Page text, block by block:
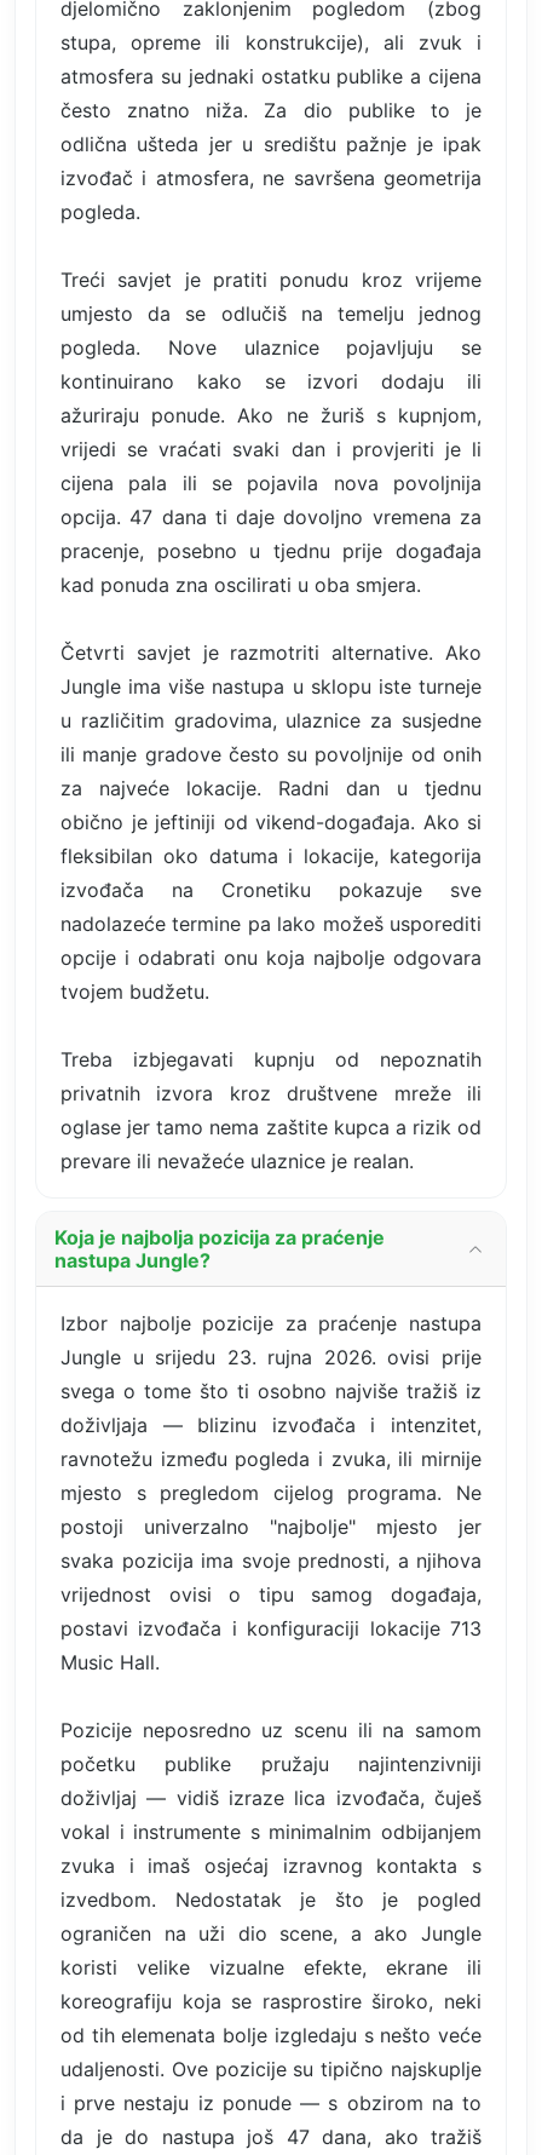
djelomično zaklonjenim pogledom (zbog
stupa, opreme ili konstrukcije), ali zvuk i
atmosfera su jednaki ostatku publike a cijena
često znatno niža. Za dio publike to je
odlična ušteda jer u središtu pažnje je ipak
izvođač i atmosfera, ne savršena geometrija
pogleda.
Treći savjet je pratiti ponudu kroz vrijeme
umjesto da se odlučiš na temelju jednog
pogleda. Nove ulaznice pojavljuju se
kontinuirano kako se izvori dodaju ili
ažuriraju ponude. Ako ne žuriš s kupnjom,
vrijedi se vraćati svaki dan i provjeriti je li
cijena pala ili se pojavila nova povoljnija
opcija. 47 dana ti daje dovoljno vremena za
pracenje, posebno u tjednu prije događaja
kad ponuda zna oscilirati u oba smjera.
Četvrti savjet je razmotriti alternative. Ako
Jungle ima više nastupa u sklopu iste turneje
u različitim gradovima, ulaznice za susjedne
ili manje gradove često su povoljnije od onih
za najveće lokacije. Radni dan u tjednu
obično je jeftiniji od vikend-događaja. Ako si
fleksibilan oko datuma i lokacije, kategorija
izvođača na Cronetiku pokazuje sve
nadolazeće termine pa lako možeš usporediti
opcije i odabrati onu koja najbolje odgovara
tvojem budžetu.
Treba izbjegavati kupnju od nepoznatih
privatnih izvora kroz društvene mreže ili
oglase jer tamo nema zaštite kupca a rizik od
prevare ili nevažeće ulaznice je realan.
Koja je najbolja pozicija za praćenje
nastupa Jungle?
Izbor najbolje pozicije za praćenje nastupa
Jungle u srijedu 23. rujna 2026. ovisi prije
svega o tome što ti osobno najviše tražiš iz
doživljaja — blizinu izvođača i intenzitet,
ravnotežu između pogleda i zvuka, ili mirnije
mjesto s pregledom cijelog programa. Ne
postoji univerzalno "najbolje" mjesto jer
svaka pozicija ima svoje prednosti, a njihova
vrijednost ovisi o tipu samog događaja,
postavi izvođača i konfiguraciji lokacije 713
Music Hall.
Pozicije neposredno uz scenu ili na samom
početku publike pružaju najintenzivniji
doživljaj — vidiš izraze lica izvođača, čuješ
vokal i instrumente s minimalnim odbijanjem
zvuka i imaš osjećaj izravnog kontakta s
izvedbom. Nedostatak je što je pogled
ograničen na uži dio scene, a ako Jungle
koristi velike vizualne efekte, ekrane ili
koreografiju koja se rasprostire široko, neki
od tih elemenata bolje izgledaju s nešto veće
udaljenosti. Ove pozicije su tipično najskuplje
i prve nestaju iz ponude — s obzirom na to
da je do nastupa još 47 dana, ako tražiš